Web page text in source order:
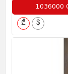
1036000
₾ $